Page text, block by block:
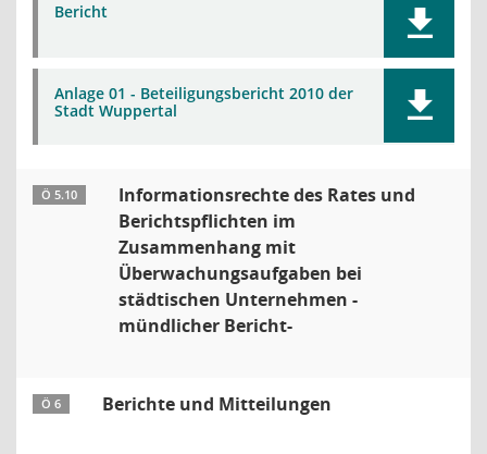
Bericht
Anlage 01 - Beteiligungsbericht 2010 der
Stadt Wuppertal
Ö 5.10
Informationsrechte des Rates und
Berichtspflichten im
Zusammenhang mit
Überwachungsaufgaben bei
städtischen Unternehmen -
mündlicher Bericht-
Ö 6 Berichte und Mitteilungen